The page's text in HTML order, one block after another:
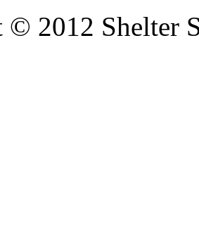
© 2012 Shelter